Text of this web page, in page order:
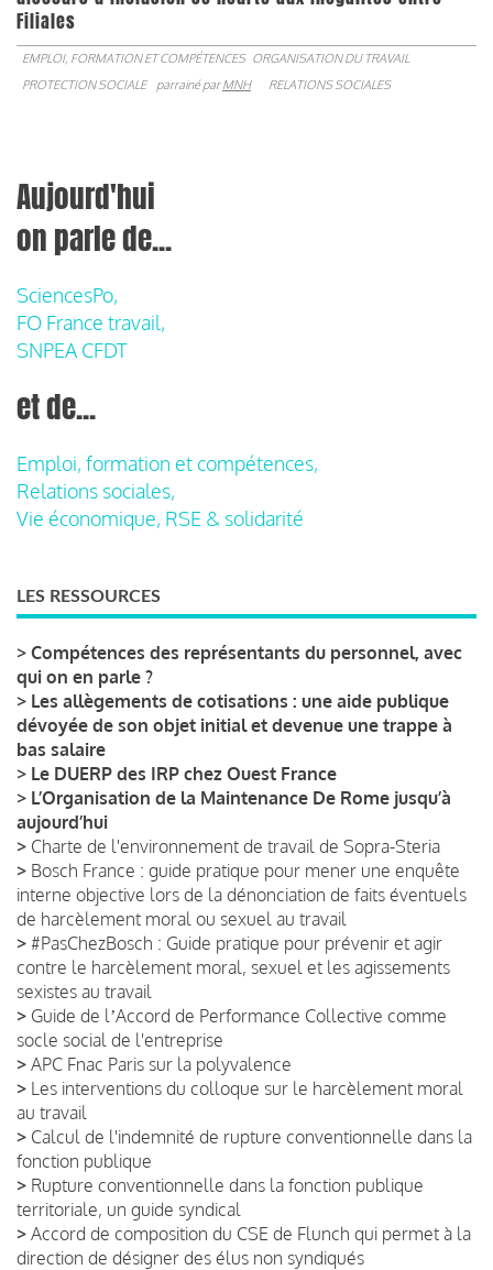
Filiales
EMPLOI, FORMATION ET COMPÉTENCES ORGANISATION DU TRAVAIL
PROTECTION SOCIALE
parrainé parMNH RELATIONS SOCIALES
Aujourd'hui
on parle de...
SciencesPo,
FO France travail,
SNPEA CFDT
et de...
Emploi, formation et compétences,
Relations sociales,
Vie économique, RSE & solidarité
LES RESSOURCES
> Compétences des représentants du personnel, avec
qui on en parle ?
> Les allègements de cotisations : une aide publique
dévoyée de son objet initial et devenue une trappe à
bas salaire
> Le DUERP des IRP chez Ouest France
> L’Organisation de la Maintenance De Rome jusqu’à
aujourd’hui
> Charte de l'environnement de travail de Sopra-Steria
> Bosch France : guide pratique pour mener une enquête
interne objective lors de la dénonciation de faits éventuels
de harcèlement moral ou sexuel au travail
> #PasChezBosch : Guide pratique pour prévenir et agir
contre le harcèlement moral, sexuel et les agissements
sexistes au travail
> Guide de lʼAccord de Performance Collective comme
socle social de l'entreprise
> APC Fnac Paris sur la polyvalence
> Les interventions du colloque sur le harcèlement moral
au travail
> Calcul de l'indemnité de rupture conventionnelle dans la
fonction publique
> Rupture conventionnelle dans la fonction publique
territoriale, un guide syndical
> Accord de composition du CSE de Flunch qui permet à la
direction de désigner des élus non syndiqués